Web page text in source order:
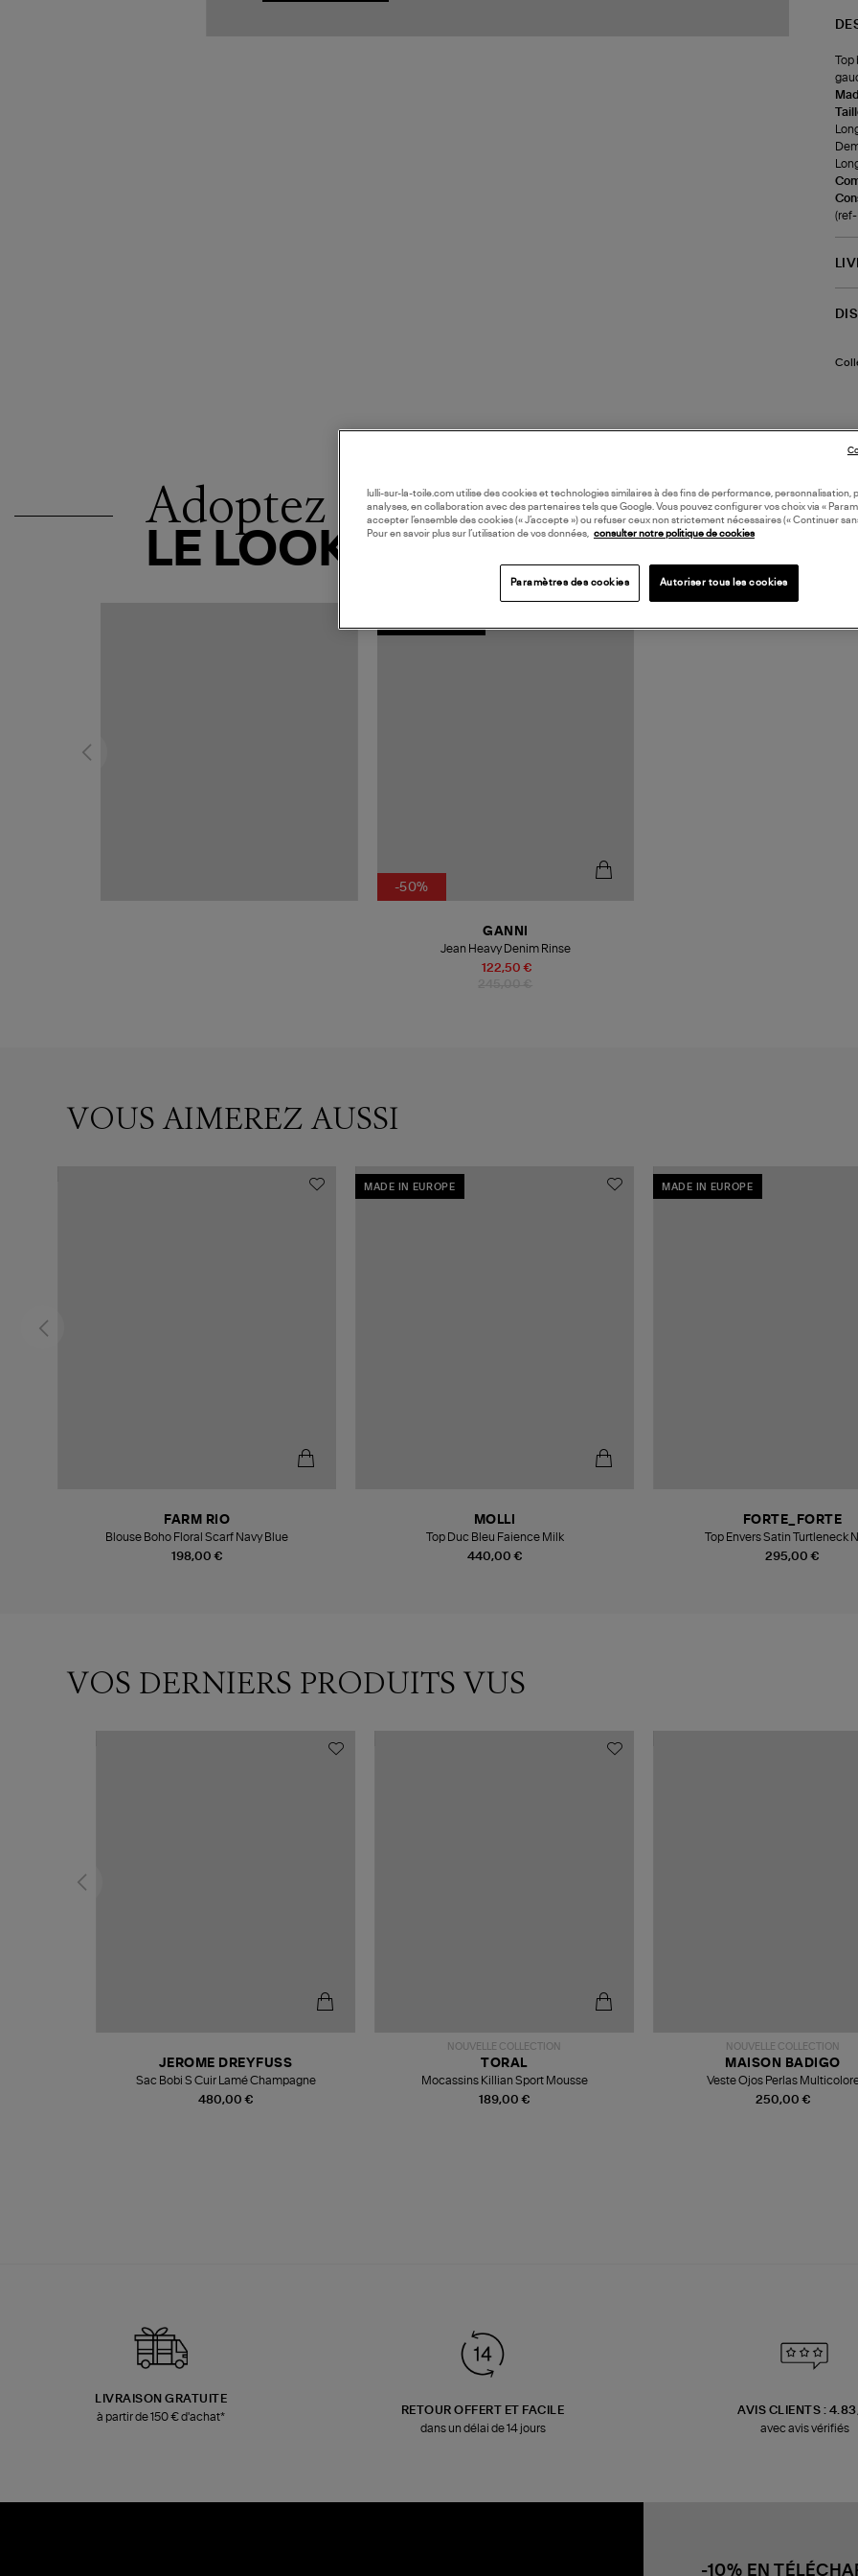
Top
Adoptez
LE LOOK
-50%
122,50 €
GANNI
Jean Heavy Denim Rinse
VOUS AIMEREZ AUSSI
198,00 €
FARM RIO
Blouse Boho Floral Scarf Navy Blue
MADE IN EUROPE
440,00 €
MOLLI
Top Duc Bleu Faience Milk
MADE IN EUROPE
295,00 €
FORTE_FORTE
Top Envers Satin Turtleneck
VOS DERNIERS PRODUITS VUS
480,00 €
JEROME DREYFUSS
Sac Bobi S Cuir Lamé Champagne
NOUVELLE COLLECTION
189,00 €
TORAL
Mocassins Killian Sport Mousse
NOUVELLE COLLECTION
250,00 €
MAISON BADIGO
Veste Ojos Perlas
LIVRAISON GRATUITE
à partir de 150 € d'achat*
RETOUR OFFERT ET FACILE
dans un délai de 14 jours
AVIS CLIENTS :
avec avis vérifiés
-10% EN
lulli-sur-la-toile.com utilise des cookies et technologies similaires à des fins de performance, personnalisation,
analyses, en collaboration avec des partenaires tels que Google. Vous pouvez configurer vos choix via «
accepter l’ensemble des cookies (« J’accepte ») ou refuser ceux non strictement nécessaires (« Continuer
Pour en savoir plus sur l’utilisation de vos données, consulter notre politique de cookies
Paramètres des cookies Autoriser tous les cookies